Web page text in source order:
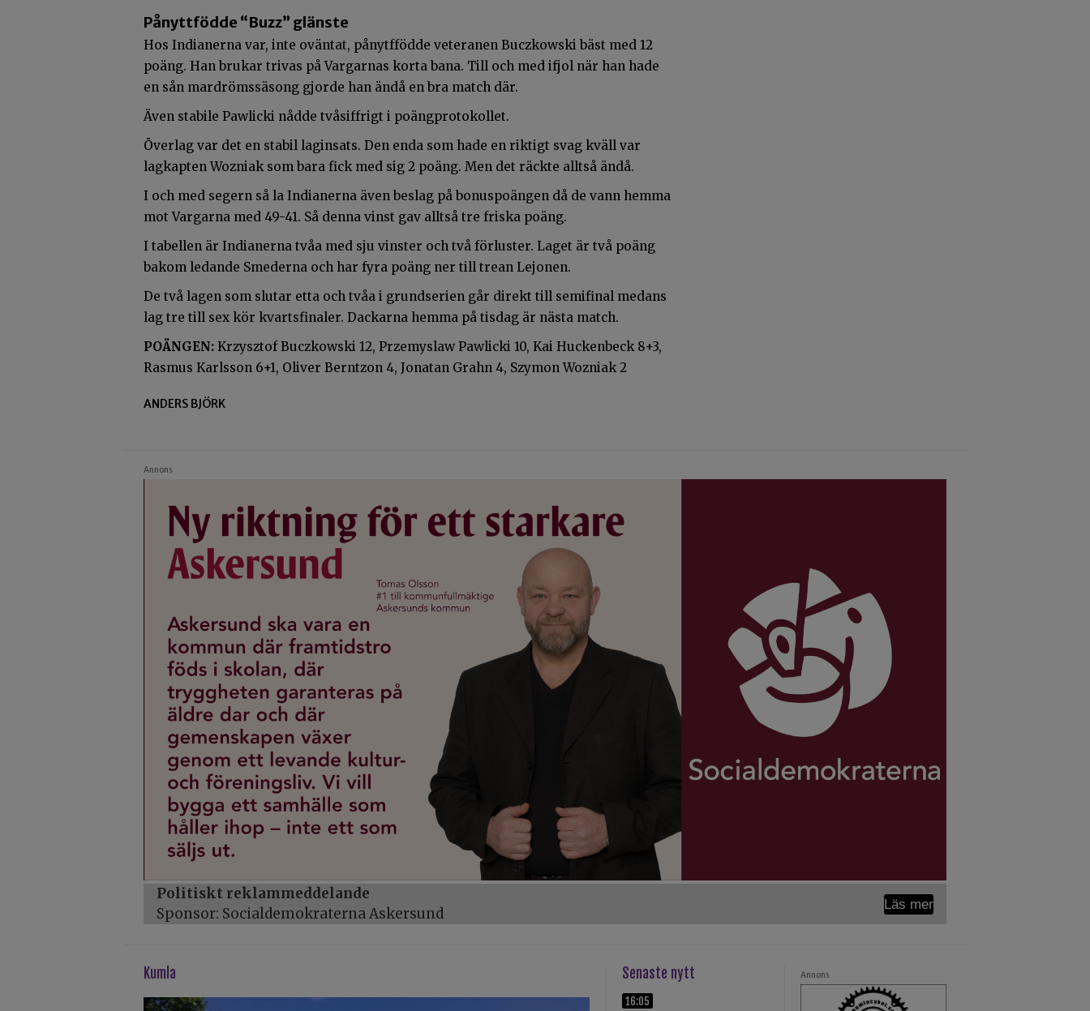
Pånyttfödde “Buzz” glänste
Hos Indianerna var, inte oväntat, pånytffödde veteranen Buczkowski bäst med 12
poäng. Han brukar trivas på Vargarnas korta bana. Till och med ifjol när han hade
en sån mardrömssäsong gjorde han ändå en bra match där.
Även stabile Pawlicki nådde tvåsiffrigt i poängprotokollet.
Överlag var det en stabil laginsats. Den enda som hade en riktigt svag kväll var
lagkapten Wozniak som bara fick med sig 2 poäng. Men det räckte alltså ändå.
I och med segern så la Indianerna även beslag på bonuspoängen då de vann hemma
mot Vargarna med 49-41. Så denna vinst gav alltså tre friska poäng.
I tabellen är Indianerna tvåa med sju vinster och två förluster. Laget är två poäng
bakom ledande Smederna och har fyra poäng ner till trean Lejonen.
De två lagen som slutar etta och tvåa i grundserien går direkt till semifinal medans
lag tre till sex kör kvartsfinaler. Dackarna hemma på tisdag är nästa match.
POÄNGEN: Krzysztof Buczkowski 12, Przemyslaw Pawlicki 10, Kai Huckenbeck 8+3,
Rasmus Karlsson 6+1, Oliver Berntzon 4, Jonatan Grahn 4, Szymon Wozniak 2
ANDERS BJÖRK
Annons
Politiskt reklammeddelande
Sponsor: Socialdemokraterna Askersund
Läs mer
kumla Senaste nytt
16:05
Annons